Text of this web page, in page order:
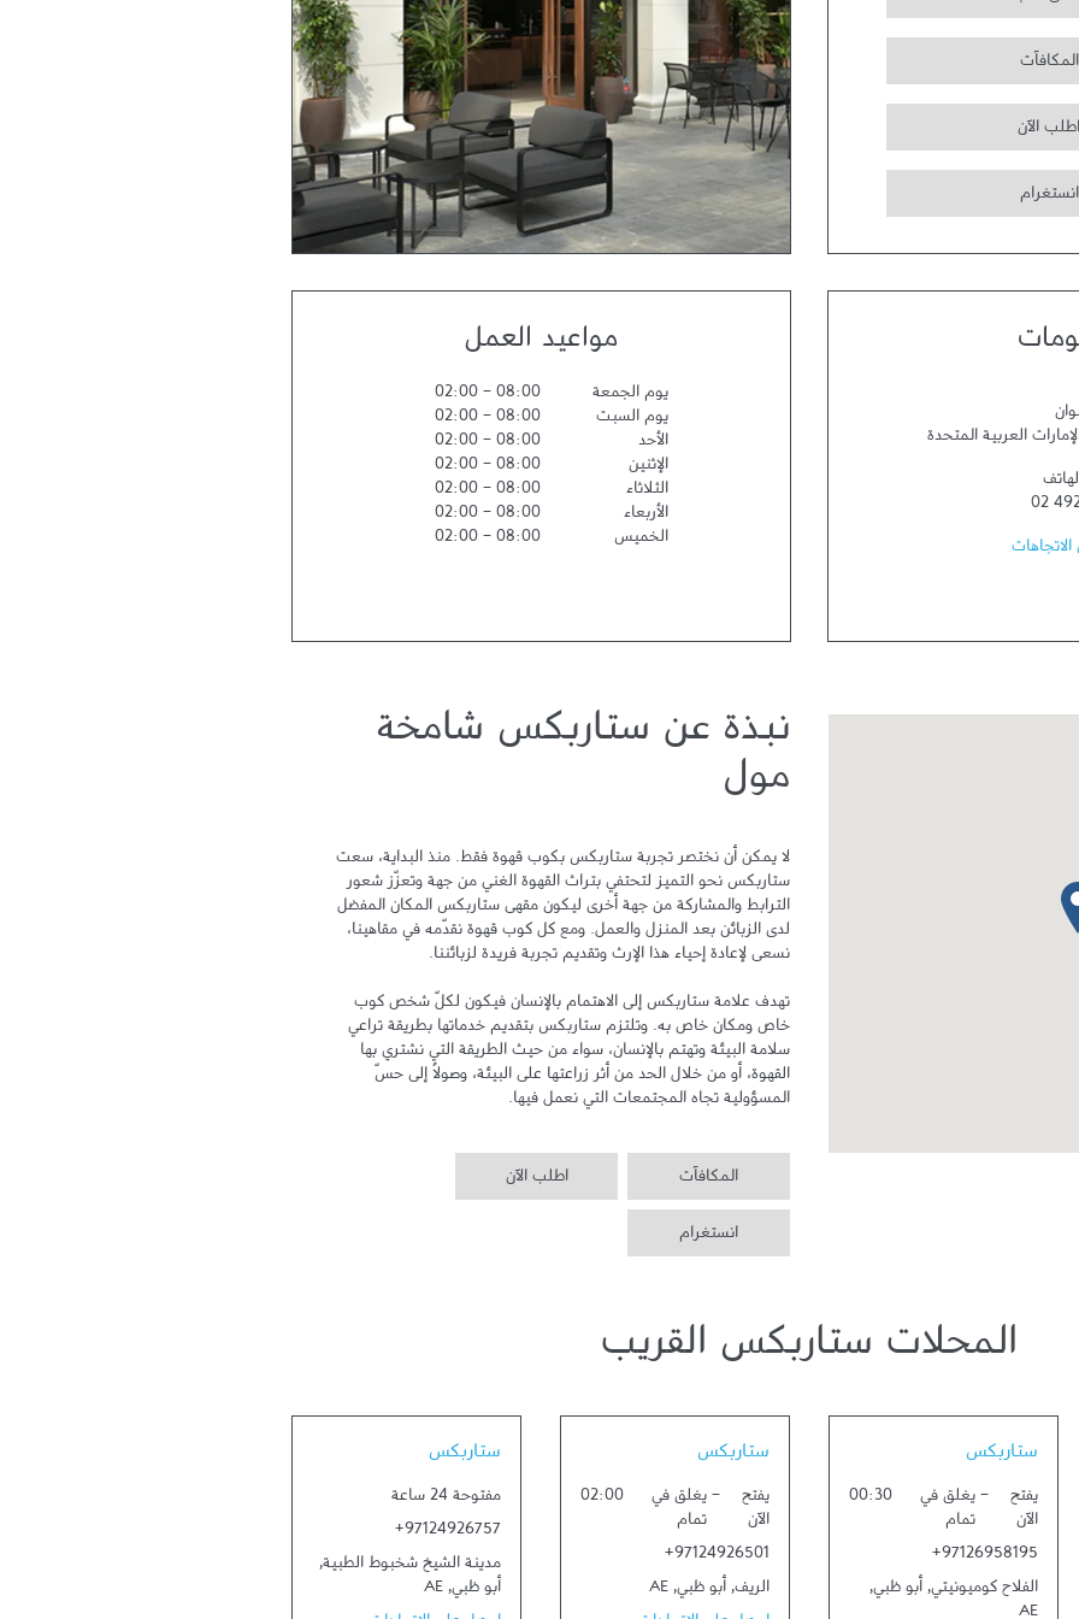
المكافآت
اطلب الآن
انستغرام
العربية المتحدة
02
مواعيد العمل
يوم الجمعة 08:00
-
02:00
يوم السبت
08:00
-
02:00
الأحد
08:00
-
02:00
الإثنين
08:00
-
02:00
الثلاثاء
08:00
-
02:00
الأربعاء
08:00
-
02:00
الخميس
08:00
-
02:00
نبذة عن ستاربكس شامخة
مول
ستاربكس نحو التميز لتحتفي بتراث القهوة الغني من جهة وتعزّز شعور
المسؤولية تجاه المجتمعات التي نعمل فيها.
المكافآت اطلب الآن
انستغرام
المحلات ستاربكس القريب
ستاربكس
يفتح
الآن
- يغلق في
تمام
00:30
+97126958195
الفلاح كوميونيتي, أبو ظبي,
ستاربكس
يفتح
الآن
- يغلق في
تمام
02:00
+97124926501
الريف, أبو ظبي,
AE
ستاربكس
مفتوحة 24 ساعة
+97124926757
مدينة الشيخ شخبوط الطبية,
أبو ظبي,
AE